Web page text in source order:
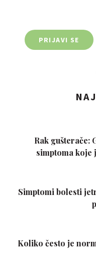
PRIJAVI SE
Rak gušterače:
simptoma koje
Simptomi bolesti
Koliko često je